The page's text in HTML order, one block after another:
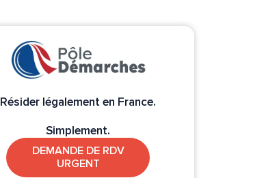
Résider légalement en France.
Simplement.
DEMANDE DE RDV
URGENT